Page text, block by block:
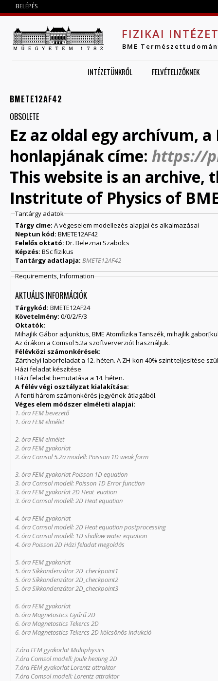
BELÉPÉS
FIZIKAI
BME
INTÉZETÜNKRŐL FELVÉTELIZŐKNEK
BMETE12AF42
OBSOLETE
Ez az oldal egy archívum,
honlapjának címe: https://
This website is an archive,
Instritute of Physics of
Tantárgy adatok
Tárgy címe:A végeselem modellezés alapjai és alkalmazásai
Neptun kód:BMETE12AF42
Felelős oktató:Dr. Beleznai Szabolcs
Képzés:BSc fizikus
Tantárgy adatlapja:BMETE12AF42
Requirements, Information
AKTUÁLIS INFORMÁCIÓK
Tárgykód: BMETE12AF24
Követelmény: 0/0/2/F/3
Oktatók:
Mihajlik Gábor adjunktus, BME Atomfizika Tanszék,
Az órákon a Comsol 5.2a szoftververziót használjuk.
Félévközi számonkérések:
Zárthelyi laborfeladat a 12. héten. A ZH-kon 40% szint teljesítése
Házi feladat készítése
Házi feladat bemutatása a 14. héten.
A félév végi osztályzat kialakítása:
A fenti három számonkérés jegyének átlagából.
Véges elem módszer elméleti alapjai:
1. óra FEM bevezető
1. óra FEM elmélet
2. óra FEM elmélet
2. óra FEM gyakorlat
2. óra Comsol 5.2a modell: Poisson 1D weak form
3. óra FEM gyakorlat Poisson 1D equation
3. óra Comsol modell: Poisson 1D Error function
3. óra FEM gyakorlat 2D Heat euation
3. óra Comsol modell: 2D Heat equation
4. óra FEM gyakorlat
4. óra Comsol modell: 2D Heat equation postprocessing
4. óra Comsol modell: 1D shallow water equation
4. óra Poisson 2D Házi feladat megoldás
5. óra FEM gyakorlat
5. óra Síkkondenzátor 2D_checkpoint1
5. óra Síkkondenzátor 2D_checkpoint2
5. óra Síkkondenzátor 2D_checkpoint3
6. óra FEM gyakorlat
6. óra Magnetostics Gyűrű 2D
6. óra Magnetostics Tekercs 2D
6. óra Magnetostics Tekercs 2D kölcsönös indukció
7.óra FEM gyakorlat Multiphysics
7.óra Comsol modell: Joule heating 2D
7.óra FEM gyakorlat Lorentz attraktor
7.óra Comsol modell: Lorentz attraktor